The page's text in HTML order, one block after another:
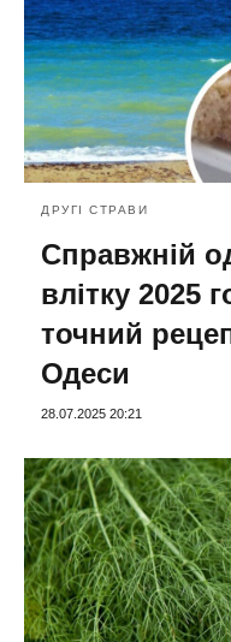
ДРУГІ СТРАВИ
Справжній
влітку 2025
точний
Одеси
28.07.2025 20:21